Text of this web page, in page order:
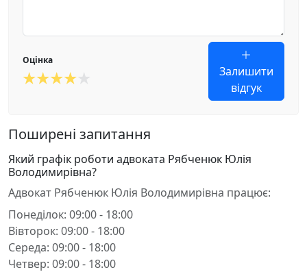
Оцінка
Залишити
відгук
Поширені запитання
Який графік роботи адвоката Рябченюк Юлія
Володимирівна?
Адвокат Рябченюк Юлія Володимирівна працює:
Понеділок: 09:00 - 18:00
Вівторок: 09:00 - 18:00
Середа: 09:00 - 18:00
Четвер: 09:00 - 18:00